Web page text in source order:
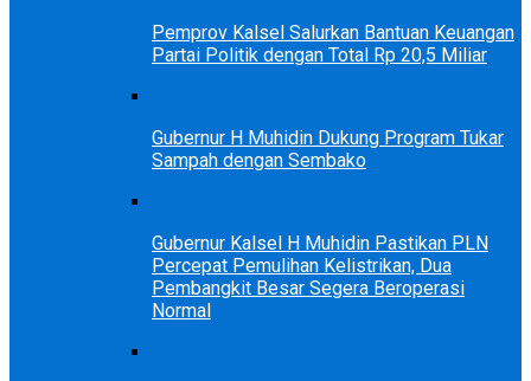
Pemprov Kalsel Salurkan Bantuan Keuangan
Partai Politik dengan Total Rp 20,5 Miliar
Gubernur H Muhidin Dukung Program Tukar
Sampah dengan Sembako
Gubernur Kalsel H Muhidin Pastikan PLN
Percepat Pemulihan Kelistrikan, Dua
Pembangkit Besar Segera Beroperasi
Normal